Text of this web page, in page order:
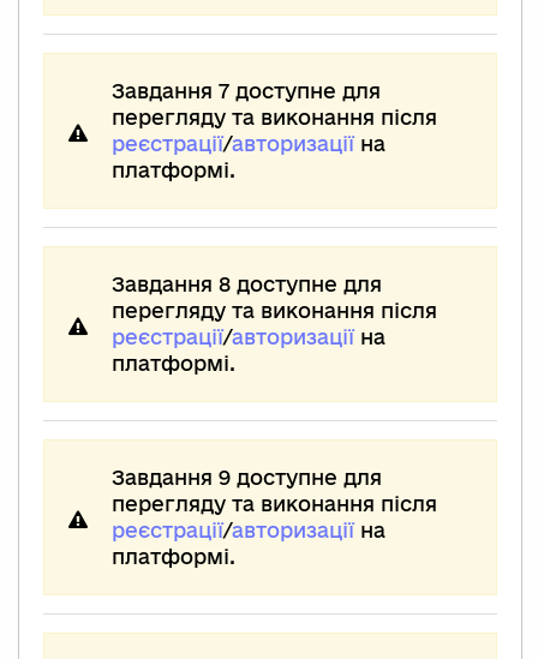
Завдання 7 доступне для
перегляду та виконання після
реєстрації/авторизаціїна
платформі.
Завдання 8 доступне для
перегляду та виконання після
реєстрації/авторизаціїна
платформі.
Завдання 9 доступне для
перегляду та виконання після
реєстрації/авторизаціїна
платформі.